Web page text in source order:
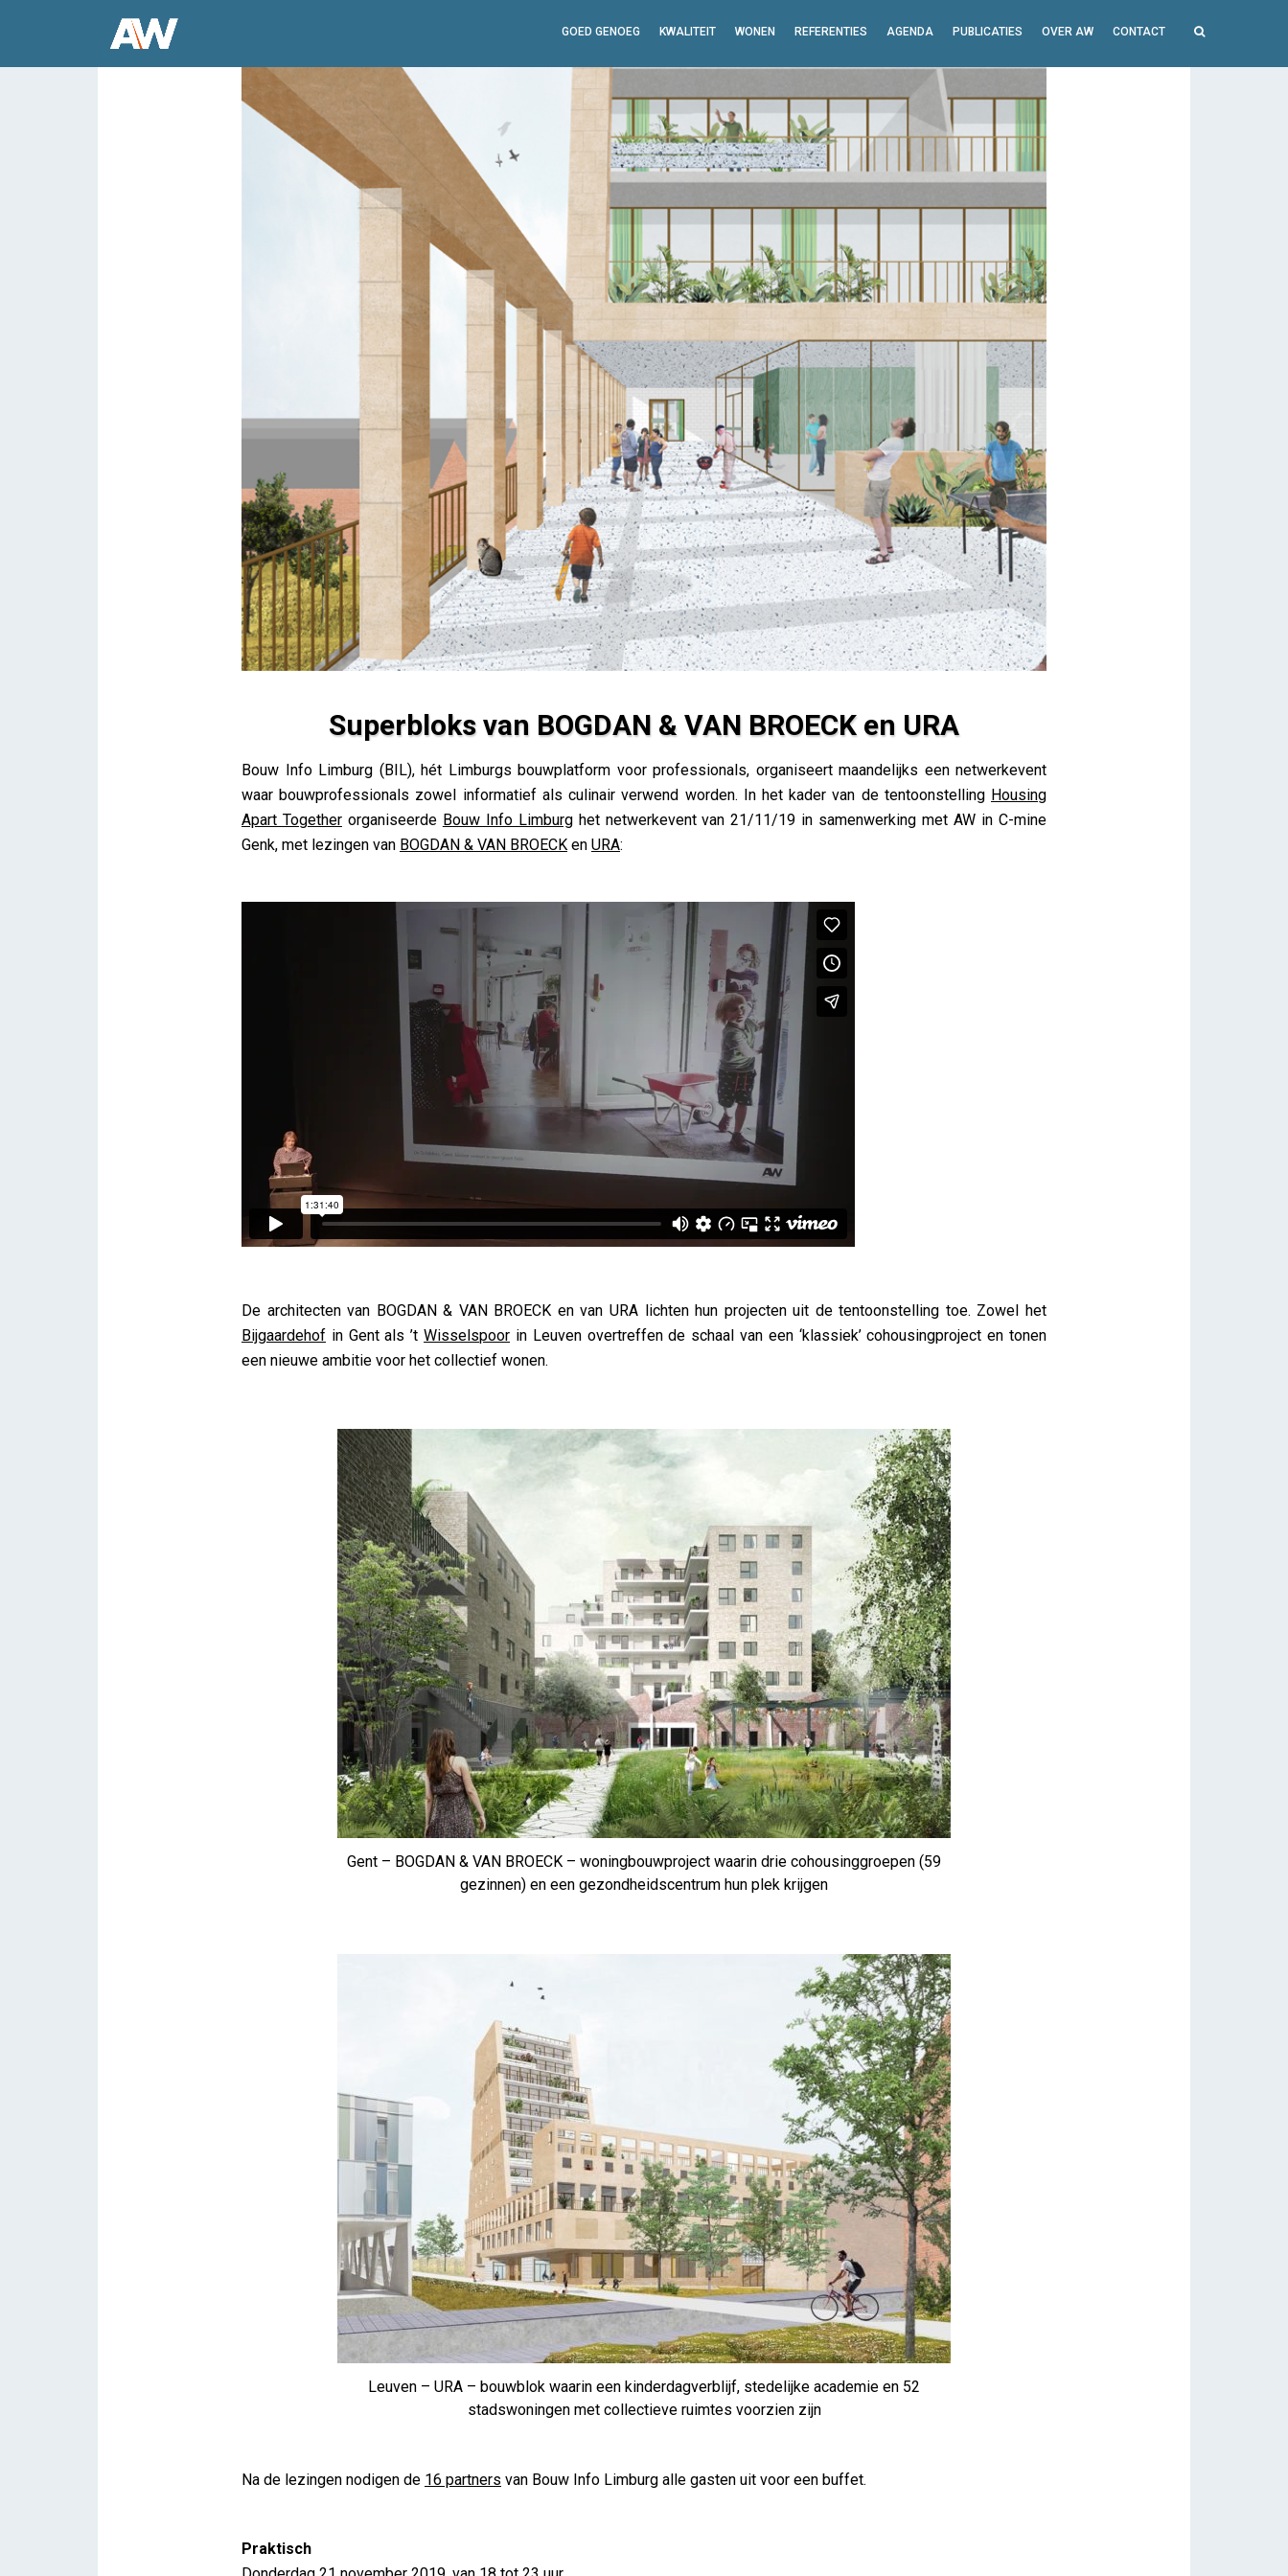
GOED GENOEG KWALITEIT WONEN REFERENTIES AGENDA PUBLICATIES OVER AW CONTACT
Superbloks van BOGDAN & VAN BROECK en URA
Superbloks van BOGDAN & VAN BROECK en URA
Lieve Drooghmans
Bouw Info Limburg (BIL), hét Limburgs bouwplatform voor professionals, organiseert maandelijks een netwerkevent
waar bouwprofessionals zowel informatief als culinair verwend worden. In het kader van de tentoonstelling Housing
Apart Togetherorganiseerde Bouw Info Limburghet netwerkevent van 21/11/19 in samenwerking met AW in C-mine
Genk, met lezingen van BOGDAN & VAN BROECK en URA:
De architecten van BOGDAN & VAN BROECK en van URA lichten hun projecten uit de tentoonstelling toe. Zowel het
Bijgaardehof in Gent als ’tWisselspoor in Leuven overtreffen de schaal van een ‘klassiek’ cohousingproject en tonen
een nieuwe ambitie voor het collectief wonen.
Gent – BOGDAN & VAN BROECK – woningbouwproject waarin drie cohousinggroepen (59
gezinnen) en een gezondheidscentrum hun plek krijgen
Leuven – URA – bouwblok waarin een kinderdagverblijf, stedelijke academie en 52
stadswoningen met collectieve ruimtes voorzien zijn
Na de lezingen nodigen de 16 partners van Bouw Info Limburg alle gasten uit voor een buffet.
Praktisch